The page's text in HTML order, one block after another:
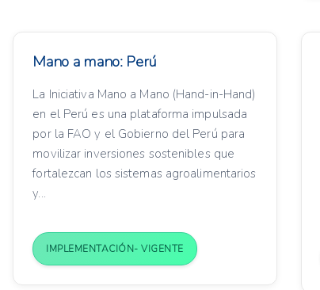
Mano a mano: Perú
La Iniciativa Mano a Mano (Hand-in-Hand)
en el Perú es una plataforma impulsada
por la FAO y el Gobierno del Perú para
movilizar inversiones sostenibles que
fortalezcan los sistemas agroalimentarios
y...
IMPLEMENTACIÓN- VIGENTE